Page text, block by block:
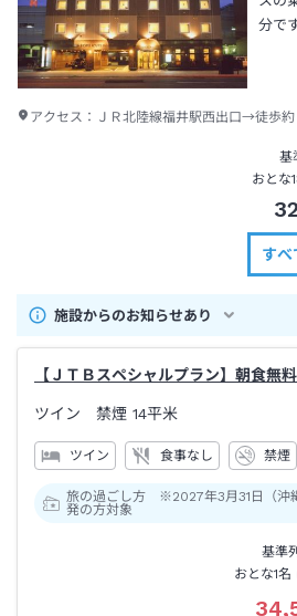
分で
アクセス： ＪＲ北陸線福井駅西出口→徒歩
基
おとな
すべ
施設からのお知らせあり
【ＪＴＢスペシャルプラン】朝食無
ツイン 禁煙 14平米
ツイン 食事なし 禁煙
旅の過ごし方 ※2027年3月31日（沖
発の方対象
基準
おとな1名